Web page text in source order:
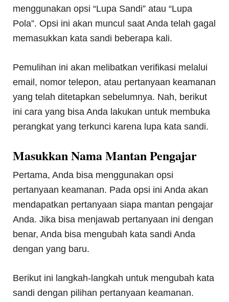
menggunakan opsi “Lupa Sandi” atau “Lupa
Pola”. Opsi ini akan muncul saat Anda telah gagal
memasukkan kata sandi beberapa kali.
Pemulihan ini akan melibatkan verifikasi melalui
email, nomor telepon, atau pertanyaan keamanan
yang telah ditetapkan sebelumnya. Nah, berikut
ini cara yang bisa Anda lakukan untuk membuka
perangkat yang terkunci karena lupa kata sandi.
Masukkan Nama Mantan Pengajar
Pertama, Anda bisa menggunakan opsi
pertanyaan keamanan. Pada opsi ini Anda akan
mendapatkan pertanyaan siapa mantan pengajar
Anda. Jika bisa menjawab pertanyaan ini dengan
benar, Anda bisa mengubah kata sandi Anda
dengan yang baru.
Berikut ini langkah-langkah untuk mengubah kata
sandi dengan pilihan pertanyaan keamanan.